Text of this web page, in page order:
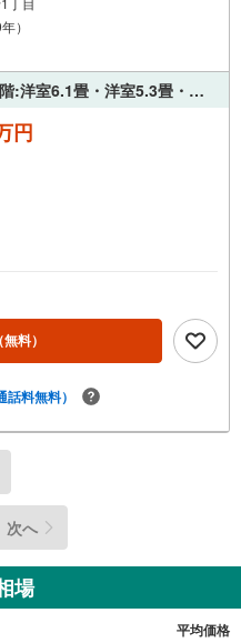
）
・洋室5.3畳・和室5畳・LD17.5畳・K3.9畳
円
（無料）
話料無料）
次へ
場
平均価格